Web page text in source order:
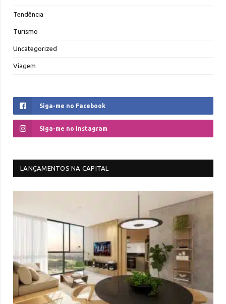
Tendência
Turismo
Uncategorized
Viagem
Siga-me no Facebook
Siga-me no Instagram
LANÇAMENTOS NA CAPITAL